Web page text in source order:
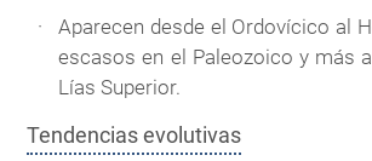
Aparecen desde el Ordovícico al
escasos en el Paleozoico y más
Lías Superior.
Tendencias evolutivas